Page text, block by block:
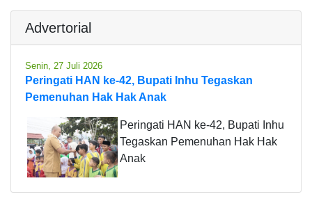
Advertorial
Senin, 27 Juli 2026
Peringati HAN ke-42, Bupati Inhu Tegaskan
Pemenuhan Hak Hak Anak
Peringati HAN ke-42, Bupati Inhu
Tegaskan Pemenuhan Hak Hak
Anak